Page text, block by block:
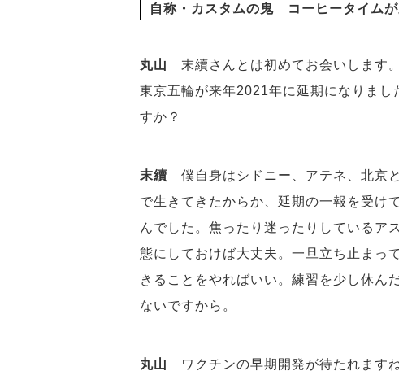
自称・カスタムの鬼 コーヒータイムが
丸山 末續さんとは初めてお会いします
東京五輪が来年2021年に延期になりまし
すか？
末續 僕自身はシドニー、アテネ、北京
で生きてきたからか、延期の一報を受け
んでした。焦ったり迷ったりしているア
態にしておけば大丈夫。一旦立ち止まっ
きることをやればいい。練習を少し休ん
ないですから。
丸山
ワクチンの早期開発が待たれます